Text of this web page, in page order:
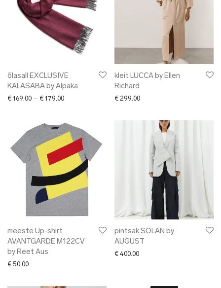
õlasall EXCLUSIVE
KALASABA by Alpaka
€ 169.00 – € 179.00Price range: € 169.00 through € 179.00
kleit LUCCA by Ellen
Richard
€ 299.00
meeste Up-shirt
AVANTGARDE M122CV
by Reet Aus
€ 50.00
pintsak SOLAN by
AUGUST
€ 400.00